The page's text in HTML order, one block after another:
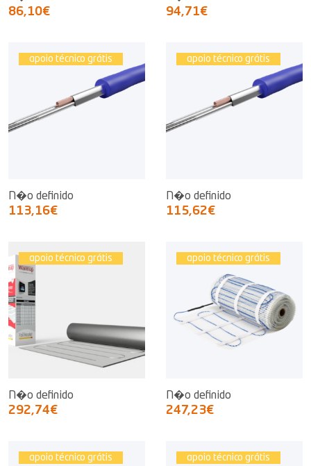
86,10€ 94,71€
apoio técnico grátis
N�o definido
113,16€
apoio técnico grátis
N�o definido
115,62€
apoio técnico grátis
N�o definido
292,74€
apoio técnico grátis
N�o definido
247,23€
apoio técnico grátis apoio técnico grátis